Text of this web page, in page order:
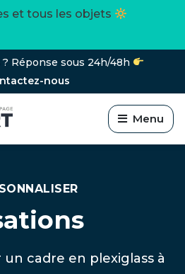
et tous les objets
Réponse sous 24h/48h
nous
Menu
cadre en plexiglass à